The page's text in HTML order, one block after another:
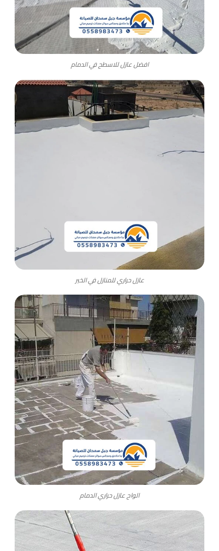
افضل عازل للاسطح في الدمام
عازل حراري للمنازل في الخبر
الواح عازل حراري الدمام